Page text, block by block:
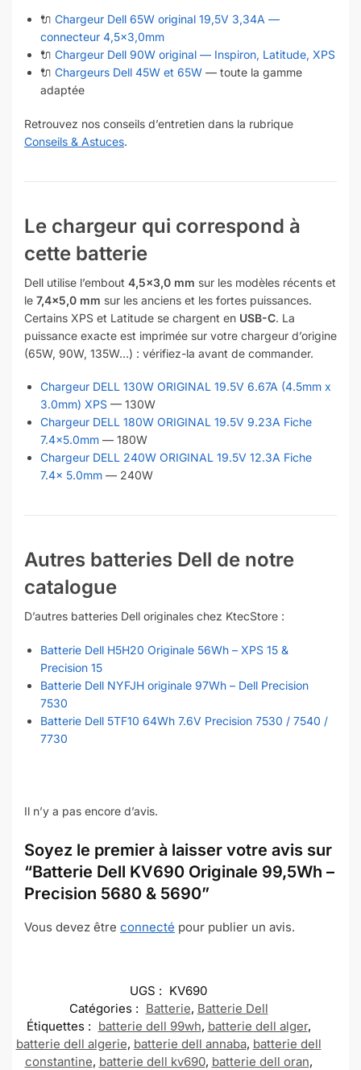
🔌 Chargeur Dell 65W original 19,5V 3,34A —
connecteur 4,5×3,0mm
🔌 Chargeur Dell 90W original — Inspiron, Latitude, XPS
🔌 Chargeurs Dell 45W et 65W — toute la gamme
adaptée
Retrouvez nos conseils d’entretien dans la rubrique
Conseils & Astuces.
Le chargeur qui correspond à
cette batterie
Dell utilise l’embout 4,5×3,0 mm sur les modèles récents et
le 7,4×5,0 mm sur les anciens et les fortes puissances.
Certains XPS et Latitude se chargent en USB-C. La
puissance exacte est imprimée sur votre chargeur d’origine
(65W, 90W, 135W…) : vérifiez-la avant de commander.
Chargeur DELL 130W ORIGINAL 19.5V 6.67A (4.5mm x
3.0mm) XPS — 130W
Chargeur DELL 180W ORIGINAL 19.5V 9.23A Fiche
7.4×5.0mm — 180W
Chargeur DELL 240W ORIGINAL 19.5V 12.3A Fiche
7.4x 5.0mm — 240W
Autres batteries Dell de notre
catalogue
D’autres batteries Dell originales chez KtecStore :
Batterie Dell H5H20 Originale 56Wh – XPS 15 &
Precision 15
Batterie Dell NYFJH originale 97Wh – Dell Precision
7530
Batterie Dell 5TF10 64Wh 7.6V Precision 7530 / 7540 /
7730
Il n’y a pas encore d’avis.
Soyez le premier à laisser votre avis sur
“Batterie Dell KV690 Originale 99,5Wh –
Precision 5680 & 5690”
Vous devez être connecté pour publier un avis.
UGS : KV690
Catégories : Batterie, Batterie Dell
Étiquettes : batterie dell 99wh, batterie dell alger,
batterie dell algerie, batterie dell annaba, batterie dell
constantine, batterie dell kv690, batterie dell oran,